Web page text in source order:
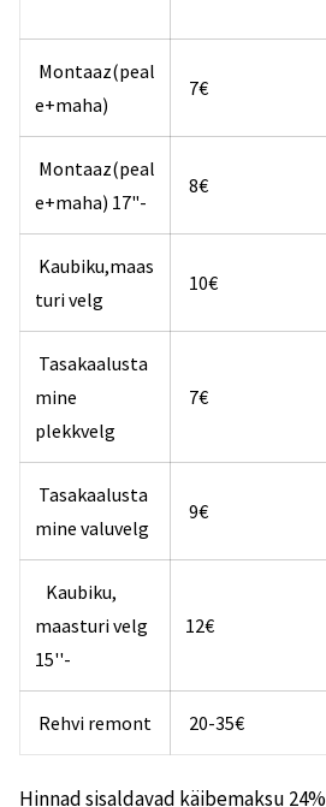
Montaaz(peal
e+maha)
7€
Montaaz(peal
e+maha) 17"-
8€
Kaubiku,maas
turi velg
10€
Tasakaalusta
mine
plekkvelg
7€
Tasakaalusta
mine valuvelg
9€
Kaubiku,
maasturi velg
15''-
12€
Rehvi remont 20-35€
Hinnad sisaldavad käibemaksu 24%